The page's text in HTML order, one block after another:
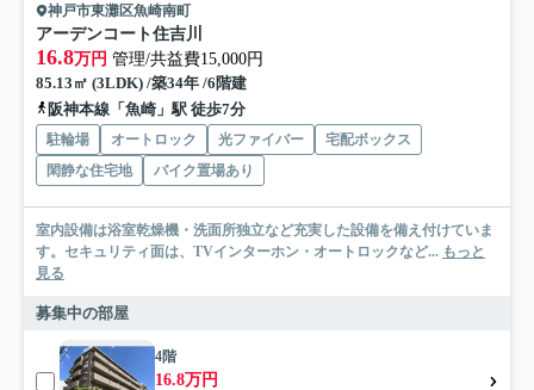
神戸市東灘区魚崎南町
アーデンコート住吉川
16.8万円 管理/共益費15,000円
85.13㎡ (3LDK) /築34年 /6階建
阪神本線「魚崎」駅 徒歩7分
駐輪場 オートロック 光ファイバー
宅配ボックス
閑静な住宅地
バイク置場あり
室内設備は浴室乾燥機・洗面所独立など充実した設備を備え付けていま
す。セキュリティ面は、TVインターホン・オートロックなど... もっと
見る
募集中の部屋
4階
16.8万円